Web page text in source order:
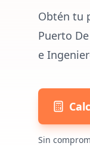
Obtén tu
Puerto
e
Sin